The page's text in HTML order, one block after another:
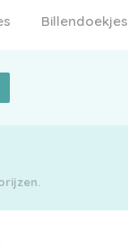
Billendoekjes